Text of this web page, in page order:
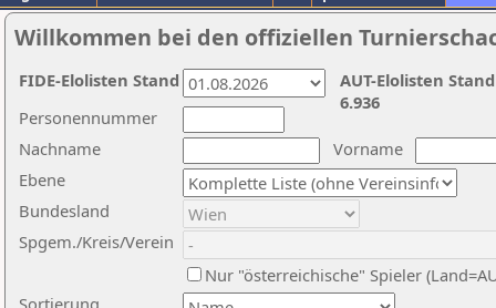
Willkommen bei den offiziellen
Nachname
Vorname
Ebene
Sortierung
Personennummer
Bundesland
Spgem./Kreis/Verein
Nur "österreichische" Spieler
AUT-Elolisten
6.936
FIDE-Elolisten Stand